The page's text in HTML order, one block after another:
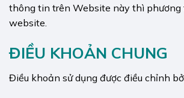
thông tin trên Website này thì
website.
ĐIỀU KHOẢN CHUNG
Điều khoản sử dụng được điều chỉnh